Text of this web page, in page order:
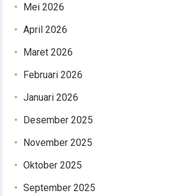
Mei 2026
April 2026
Maret 2026
Februari 2026
Januari 2026
Desember 2025
November 2025
Oktober 2025
September 2025